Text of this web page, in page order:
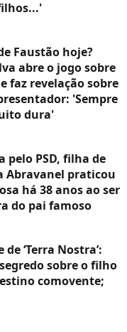
Faustão hoje?
abre o jogo sobre
faz revelação sobre
'Sempre
dura'
pelo PSD, filha de
Abravanel praticou
há 38 anos ao ser
do pai famoso
‘Terra Nostra’:
sobre o filho
comovente;